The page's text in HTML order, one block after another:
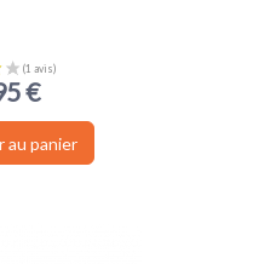
€
au panier